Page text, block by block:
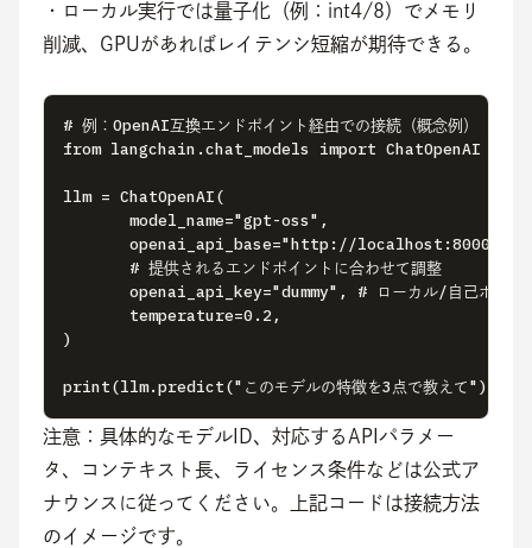
・ローカル実行では量子化（例：int4/8）でメモリ
削減、GPUがあればレイテンシ短縮が期待できる。
# 例：OpenAI互換エンドポイント経由での接続（概念例）
from langchain.chat_models import ChatOpenAI
llm = ChatOpenAI(
       model_name="gpt-oss",
openai_api_base="http://localhost:8000/
       # 提供されるエンドポイントに合わせて調整
openai_api_key="dummy", # ローカル/自己ホ
       temperature=0.2,
)
print(llm.predict("このモデルの特徴を3点で教えて"))
注意：具体的なモデルID、対応するAPIパラメー
タ、コンテキスト長、ライセンス条件などは公式ア
ナウンスに従ってください。上記コードは接続方法
のイメージです。